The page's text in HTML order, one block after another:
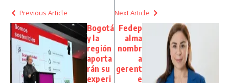
Previous Article
Bogotá
y la
región
aporta
rán su
experi
Next Article
Fedep
alma
nombr
a
gerent
e